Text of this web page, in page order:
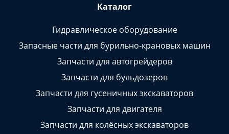
Каталог
Гидравлическое оборудование
Запасные части для бурильно-крановых машин
Запчасти для автогрейдеров
Запчасти для бульдозеров
Запчасти для гусеничных экскаваторов
Запчасти для двигателя
Запчасти для колёсных экскаваторов